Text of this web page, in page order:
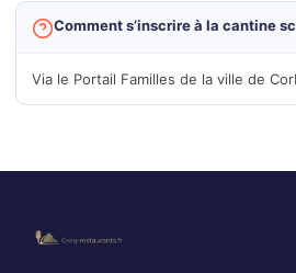
Comment s’inscrire à la cantine
Via le Portail Familles de la ville de